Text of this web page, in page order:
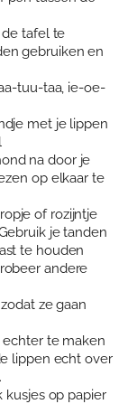
de tafel te
gebruiken en
tuu-taa, ie-oe-
met je lippen
na door je
op elkaar te
of rozijntje
je tanden
te houden
andere
ze gaan
echter te maken
lippen echt over
kusjes op papier